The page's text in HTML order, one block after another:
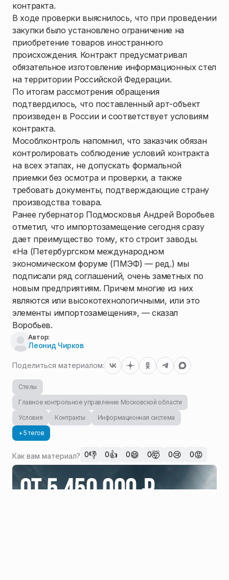
контракта.
В ходе проверки выяснилось, что при проведении
закупки было установлено ограничение на
приобретение товаров иностранного
происхождения. Контракт предусматривал
обязательное изготовление информационных стел
на территории Российской Федерации.
По итогам рассмотрения обращения
подтвердилось, что поставленный арт-объект
произведен в России и соответствует условиям
контракта.
Мособлконтроль напомнил, что заказчик обязан
контролировать соблюдение условий контракта
на всех этапах, не допускать формальной
приемки без осмотра и проверки, а также
требовать документы, подтверждающие страну
производства товара.
Ранее губернатор Подмосковья Андрей Воробьев
отметил, что импортозамещение сегодня сразу
дает преимущество тому, кто строит заводы.
«На (Петербургском международном
экономическом форуме (ПМЭФ) — ред.) мы
подписали ряд соглашений, очень заметных по
новым предприятиям. Причем многие из них
являются или высокотехнологичными, или это
элементы импортозамещения», — сказал
Воробьев.
Автор:
Леонид Чирков
Поделиться материалом:
Стелы
Главное контрольное управление Московской области
Условия
Контракты
Информационная система
+ 5 тегов
Как вам материал? 0👎 0👍 0😄 0🤯 0😢 0😡